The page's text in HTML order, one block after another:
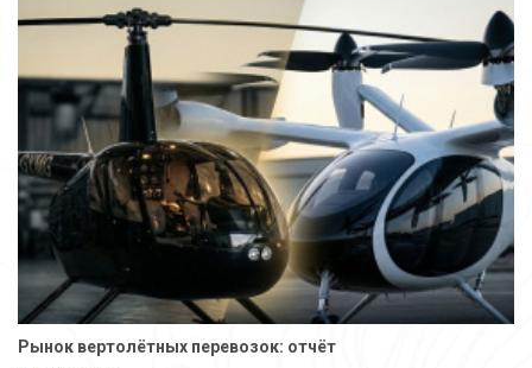
Рынок вертолётных перевозок: отчёт